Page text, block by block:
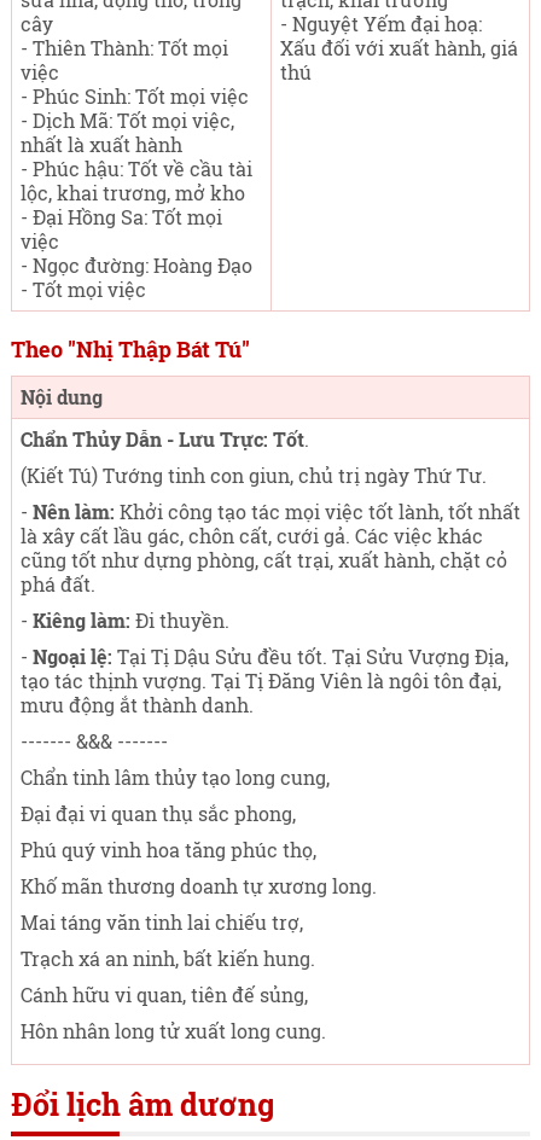
cây
- Thiên Thành: Tốt mọi
việc
- Phúc Sinh: Tốt mọi việc
- Dịch Mã: Tốt mọi việc,
nhất là xuất hành
- Phúc hậu: Tốt về cầu tài
lộc, khai trương, mở kho
- Đại Hồng Sa: Tốt mọi
việc
- Ngọc đường: Hoàng Đạo
- Tốt mọi việc
- Nguyệt Yếm đại hoạ:
Xấu đối với xuất hành, giá
thú
Theo "Nhị Thập Bát Tú"
Nội dung
Chẩn Thủy Dẫn - Lưu Trực: Tốt.
(Kiết Tú) Tướng tinh con giun, chủ trị ngày Thứ Tư.
- Nên làm: Khởi công tạo tác mọi việc tốt lành, tốt nhất
là xây cất lầu gác, chôn cất, cưới gả. Các việc khác
cũng tốt như dựng phòng, cất trại, xuất hành, chặt cỏ
phá đất.
- Kiêng làm: Đi thuyền.
- Ngoại lệ: Tại Tị Dậu Sửu đều tốt. Tại Sửu Vượng Địa,
tạo tác thịnh vượng. Tại Tị Đăng Viên là ngôi tôn đại,
mưu động ắt thành danh.
------- &&& -------
Chẩn tinh lâm thủy tạo long cung,
Đại đại vi quan thụ sắc phong,
Phú quý vinh hoa tăng phúc thọ,
Khố mãn thương doanh tự xương long.
Mai táng văn tinh lai chiếu trợ,
Trạch xá an ninh, bất kiến hung.
Cánh hữu vi quan, tiên đế sủng,
Hôn nhân long tử xuất long cung.
Đổi lịch âm dương